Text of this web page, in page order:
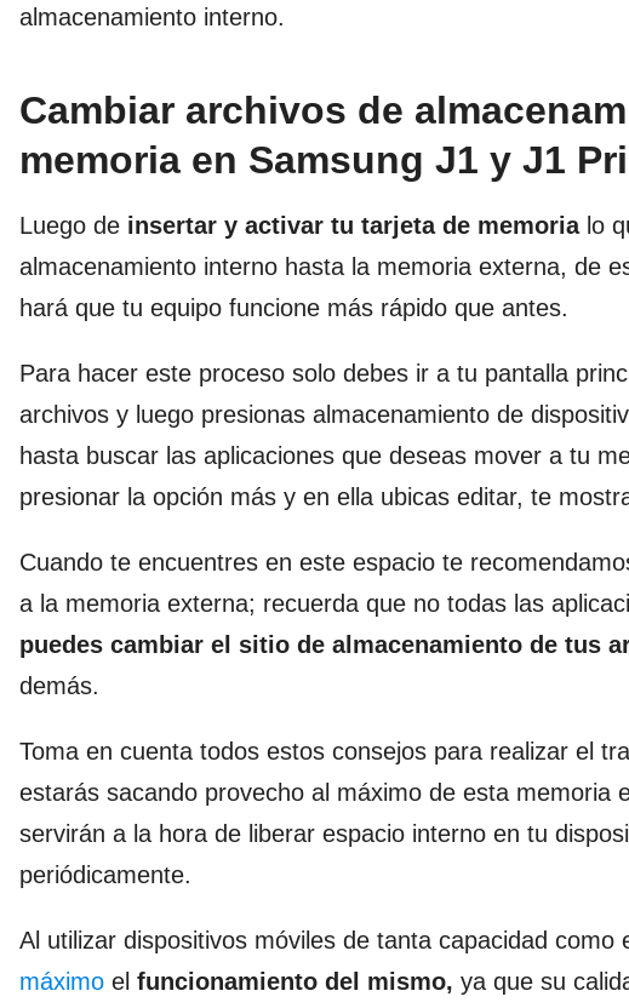
almacenamiento interno.
Cambiar archivos de
memoria en Samsung J1 y J1
Luego de insertar y activar tu tarjeta de memorialo
almacenamiento interno hasta la memoria externa, de
hará que tu equipo funcione más rápido que antes.
Para hacer este proceso solo debes ir a tu pantalla
archivos y luego presionas almacenamiento de
hasta buscar las aplicaciones que deseas mover a tu
presionar la opción más y en ella ubicas editar, te
Cuando te encuentres en este espacio te
a la memoria externa; recuerda que no todas las
puedes cambiar el sitio de almacenamiento de tus
demás.
Toma en cuenta todos estos consejos para realizar el
estarás sacando provecho al máximo de esta
servirán a la hora de liberar espacio interno en tu
periódicamente.
Al utilizar dispositivos móviles de tanta capacidad
máximo el funcionamiento del mismo, ya que su